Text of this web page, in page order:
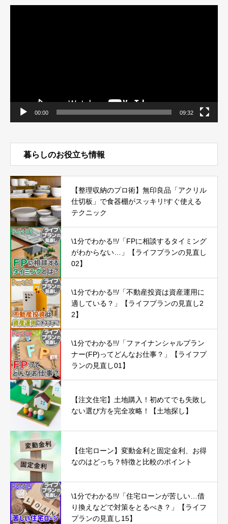
00:00 09:32
暮らしのお役立ち情報
【整理収納のプロ術】無印良品「アクリル
仕切板」で食器棚がスッキリ!すぐ使える
テクニック
\1分でわかる!!/「FPに相談するタイミング
がわからない…」【ライフプランの見直し
02】
\1分でわかる!!/「不動産投資は資産運用に
適している？」【ライフプランの見直し2
2】
\1分でわかる!!/「ファイナンシャルプラン
ナー(FP)ってどんなお仕事？」【ライフプ
ランの見直し01】
【注文住宅】土地購入！初めてでも失敗し
ない選び方を完全攻略！【土地探し】
【住宅ローン】変動金利と固定金利、お得
なのはどっち？特徴と比較のポイント
\1分でわかる!!/「住宅ローンが苦しい…借
り換えなどで対策をとるべき？」【ライフ
プランの見直し15】